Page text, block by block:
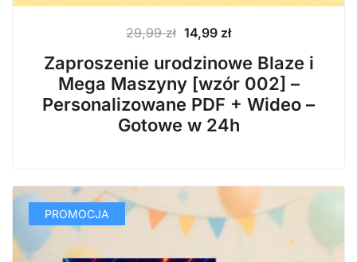
29,99zł Pierwotna
cena
wynosiła:
29,99 zł.
14,99 złAktualna
wynosi:
14,99 zł.
Zaproszenie urodzinowe Blaze i
Mega Maszyny [wzór 002] –
Personalizowane PDF + Wideo –
Gotowe w 24h
PROMOCJA